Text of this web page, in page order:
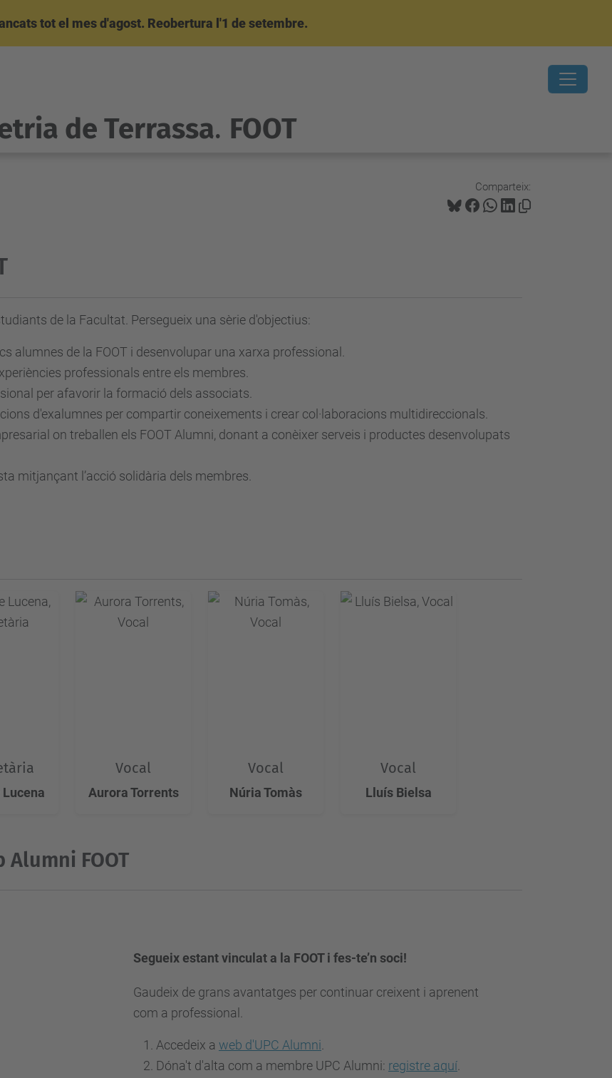
tot el mes d'agost. Reobertura l'1 de setembre.
de Terrassa. FOOT
Comparteix:
de la Facultat. Persegueix una sèrie d'objectius:
alumnes de la FOOT i desenvolupar una xarxa professional.
professionals entre els membres.
per afavorir la formació dels associats.
d'exalumnes per compartir coneixements i crear col·laboracions multidireccionals.
on treballen els FOOT Alumni, donant a conèixer serveis i productes desenvolupats
mitjançant l’acció solidària dels membres.
Vocal
Aurora Torrents
Vocal
Núria Tomàs
Vocal
Lluís Bielsa
FOOT
Segueix estant vinculat a la FOOT i fes-te’n soci!
Gaudeix de grans avantatges per continuar creixent i aprenent
com a professional.
Accedeix a web d'UPC Alumni
Dóna't d'alta com a membre UPC Alumni: registre aquí